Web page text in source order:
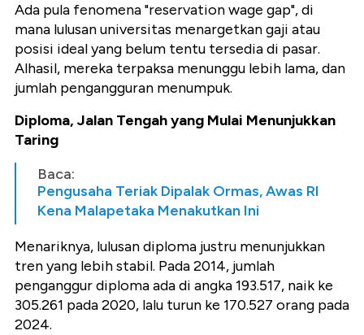
Ada pula fenomena"reservation wage gap", di
mana lulusan universitas menargetkan gaji atau
posisi ideal yang belum tentu tersedia di pasar.
Alhasil, mereka terpaksa menunggu lebih lama, dan
jumlah pengangguran menumpuk.
Diploma, Jalan Tengah yang Mulai Menunjukkan
Taring
Baca:
Pengusaha Teriak Dipalak Ormas, Awas RI
Kena Malapetaka Menakutkan Ini
Menariknya, lulusan diploma justru menunjukkan
tren yang lebih stabil. Pada 2014, jumlah
penganggur diploma ada di angka193.517, naik ke
305.261 pada 2020, lalu turun ke 170.527 orang pada
2024.